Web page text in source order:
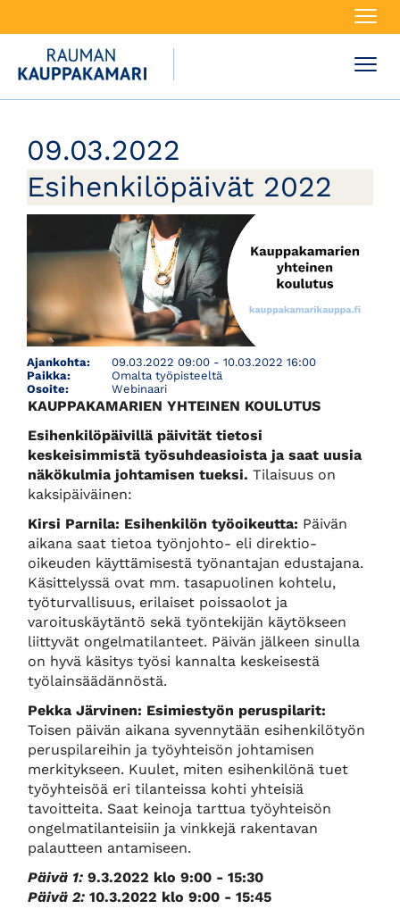
09.03.2022
Esihenkilöpäivät 2022
Ajankohta:
09.03.2022 09:00 - 10.03.2022 16:00
Paikka:
Omalta työpisteeltä
Osoite:
Webinaari
KAUPPAKAMARIEN YHTEINEN KOULUTUS
Esihenkilöpäivillä päivität tietosi
keskeisimmistä työsuhdeasioista ja saat uusia
näkökulmia johtamisen tueksi. Tilaisuus on
kaksipäiväinen:
Kirsi Parnila: Esihenkilön työoikeutta: Päivän
aikana saat tietoa työnjohto- eli direktio-
oikeuden käyttämisestä työnantajan edustajana.
Käsittelyssä ovat mm. tasapuolinen kohtelu,
työturvallisuus, erilaiset poissaolot ja
varoituskäytäntö sekä työntekijän käytökseen
liittyvät ongelmatilanteet. Päivän jälkeen sinulla
on hyvä käsitys työsi kannalta keskeisestä
työlainsäädännöstä.
Pekka Järvinen: Esimiestyön peruspilarit:
Toisen päivän aikana syvennytään esihenkilötyön
peruspilareihin ja työyhteisön johtamisen
merkitykseen. Kuulet, miten esihenkilönä tuet
työyhteisöä eri tilanteissa kohti yhteisiä
tavoitteita. Saat keinoja tarttua työyhteisön
ongelmatilanteisiin ja vinkkejä rakentavan
palautteen antamiseen.
Päivä 1: 9.3.2022 klo 9:00 - 15:30
Päivä 2: 10.3.2022 klo 9:00 - 15:45